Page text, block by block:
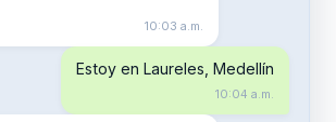
10:03 a.m.
Estoy en Laureles, Medellín
10:04 a.m.